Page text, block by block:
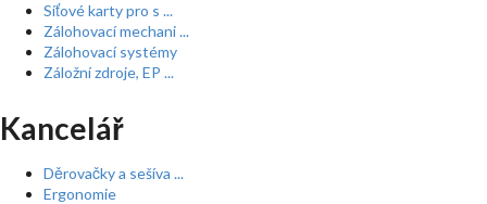
Síťové karty pro s ...
Zálohovací mechani ...
Zálohovací systémy
Záložní zdroje, EP ...
Kancelář
Děrovačky a sešíva ...
Ergonomie